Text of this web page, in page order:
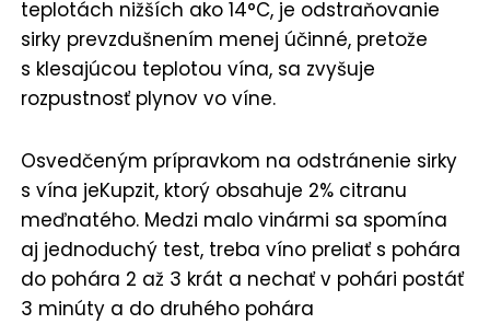
teplotách nižších ako 14°C, je odstraňovanie
sirky prevzdušnením menej účinné, pretože
s klesajúcou teplotou vína, sa zvyšuje
rozpustnosť plynov vo víne.
Osvedčeným prípravkom na odstránenie sirky
s vína jeKupzit, ktorý obsahuje 2% citranu
meďnatého. Medzi malo vinármi sa spomína
aj jednoduchý test, treba víno preliať s pohára
do pohára 2 až 3 krát a nechať v pohári postáť
3 minúty a do druhého pohára